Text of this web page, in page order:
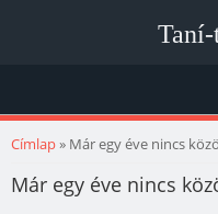
Jelenlegi hely
Címlap» Már egy éve nincs
Már egy éve nincs